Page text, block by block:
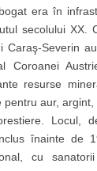
era în
secolului XX.
Caraş-Severin
Coroanei
resurse
aur, argint,
Locul,
înainte de
cu